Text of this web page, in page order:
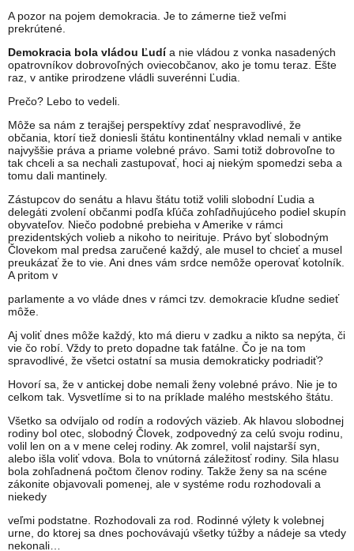
A pozor na pojem demokracia. Je to zámerne tiež veľmi
prekrútené.
Demokracia bola vládou Ľudía nie vládou z vonka nasadených
opatrovníkov dobrovoľných oviecobčanov, ako je tomu teraz. Ešte
raz, v antike prirodzene vládli suverénni Ľudia.
Prečo? Lebo to vedeli.
Môže sa nám z terajšej perspektívy zdať nespravodlivé, že
občania, ktorí tiež doniesli štátu kontinentálny vklad nemali v antike
najvyššie práva a priame volebné právo. Sami totiž dobrovoľne to
tak chceli a sa nechali zastupovať, hoci aj niekým spomedzi seba a
tomu dali mantinely.
Zástupcov do senátu a hlavu štátu totiž volili slobodní Ľudia a
delegáti zvolení občanmi podľa kľúča zohľadňujúceho podiel skupín
obyvateľov. Niečo podobné prebieha v Amerike v rámci
prezidentských volieb a nikoho to neirituje. Právo byť slobodným
Človekom mal predsa zaručené každý, ale musel to chcieť a musel
preukázať že to vie. Ani dnes vám srdce nemôže operovať kotolník.
A pritom v
parlamente a vo vláde dnes v rámci tzv. demokracie kľudne sedieť
môže.
Aj voliť dnes môže každý, kto má dieru v zadku a nikto sa nepýta, či
vie čo robí. Vždy to preto dopadne tak fatálne. Čo je na tom
spravodlivé, že všetci ostatní sa musia demokraticky podriadiť?
Hovorí sa, že v antickej dobe nemali ženy volebné právo. Nie je to
celkom tak. Vysvetlíme si to na príklade malého mestského štátu.
Všetko sa odvíjalo od rodín a rodových väzieb. Ak hlavou slobodnej
rodiny bol otec, slobodný Človek, zodpovedný za celú svoju rodinu,
volil len on a v mene celej rodiny. Ak zomrel, volil najstarší syn,
alebo išla voliť vdova. Bola to vnútorná záležitosť rodiny. Sila hlasu
bola zohľadnená počtom členov rodiny. Takže ženy sa na scéne
zákonite objavovali pomenej, ale v systéme rodu rozhodovali a
niekedy
veľmi podstatne. Rozhodovali za rod. Rodinné výlety k volebnej
urne, do ktorej sa dnes pochovávajú všetky túžby a nádeje sa vtedy
nekonali…